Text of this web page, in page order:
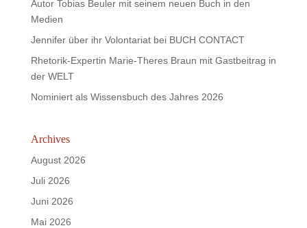
Autor Tobias Beuler mit seinem neuen Buch in den
Medien
Jennifer über ihr Volontariat bei BUCH CONTACT
Rhetorik-Expertin Marie-Theres Braun mit Gastbeitrag in
der WELT
Nominiert als Wissensbuch des Jahres 2026
Archives
August 2026
Juli 2026
Juni 2026
Mai 2026